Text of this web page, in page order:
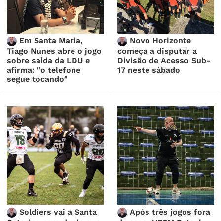
Em Santa Maria,
Tiago Nunes abre o jogo
sobre saída da LDU e
afirma: "o telefone
segue tocando"
Novo Horizonte
começa a disputar a
Divisão de Acesso Sub-
17 neste sábado
Soldiers vai a Santa
Após três jogos fora